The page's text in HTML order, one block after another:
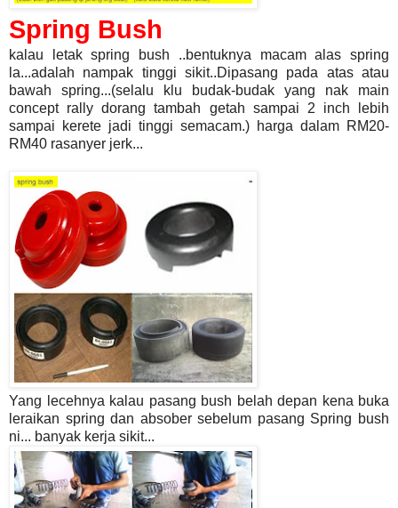
Spring Bush
kalau letak spring bush ..bentuknya macam alas spring
la...adalah nampak tinggi sikit..Dipasang pada atas atau
bawah spring...(selalu klu budak-budak yang nak main
concept rally dorang tambah getah sampai 2 inch lebih
sampai kerete jadi tinggi semacam.) harga dalam RM20-
RM40 rasanyer jerk...
Yang lecehnya kalau pasang bush belah depan kena buka
leraikan spring dan absober sebelum pasang Spring bush
ni... banyak kerja sikit...